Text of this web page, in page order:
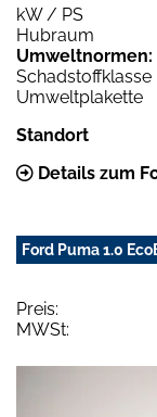
kW / PS
Hubraum
Umweltnormen:
Schadstoffklasse
Umweltplakette
Standort
Details zum
Ford Puma 1.0
Preis:
MWSt: